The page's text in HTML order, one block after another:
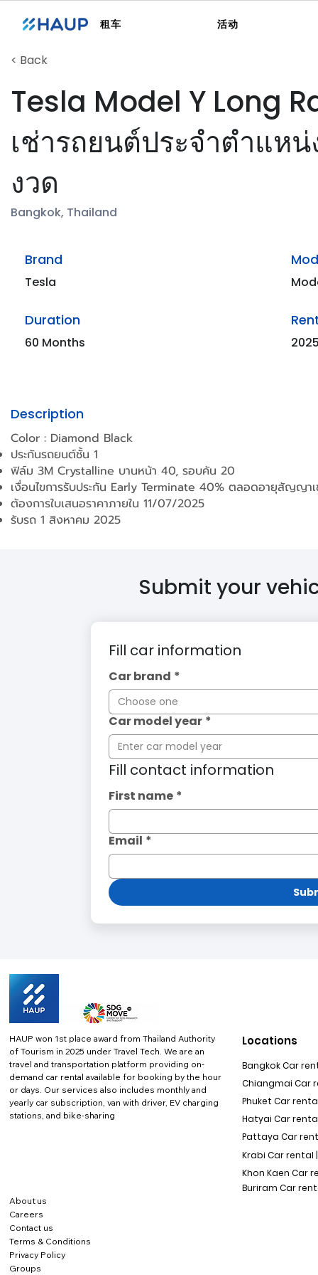
租车 活动
< Back
Tesla Model Y Long
เช่ารถยนต์ประจำตำแห
งวด
Bangkok, Thailand
Brand
Tesla
Duration
60 Months
Description
Color : Diamond Black
ประกันรถยนต์ชั้น 1
ฟิล์ม 3M Crystalline บานหน้า 40, รอบคัน 20
เงื่อนไขการรับประกัน Early Terminate 40% ตลอดอายุสัญญาเ
ต้องการใบเสนอราคาภายใน 11/07/2025
รับรถ 1 สิงหาคม 2025
Submit your
Fill car information
Car brand *
Choose one
Car model year *
Fill contact information
First name *
Email *
HAUP won 1st place award from Thailand Authority
of Tourism in 2025 under Travel Tech. We are an
travel and transportation platform providing on-
demand car rental available for booking by the hour
or days. Our services also includes monthly and
yearly car subscription, van with driver, EV charging
stations, and bike-sharing
About us
Careers
Contact us
Terms & Conditions
Privacy Policy
Locations
Bangkok Car
Chiangmai Car
Phuket Car rental
Hatyai Car
Pattaya Car
Krabi Car rental |
Khon Kaen Car
Buriram Car
Groups